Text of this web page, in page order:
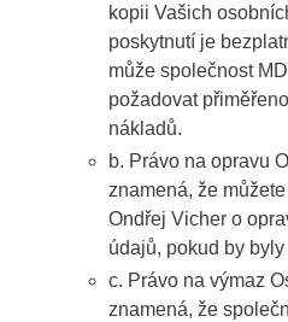
kopii Vašich
poskytnutí je
může společnost
požadovat
nákladů.
b. Právo na opravu
znamená, že
Ondřej Vicher o
údajů, pokud by
c. Právo na výmaz
znamená, že